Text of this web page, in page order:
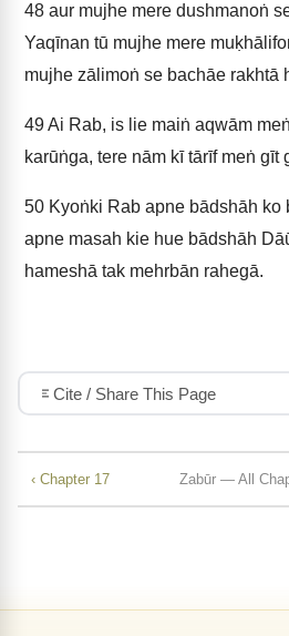
48 aur mujhe mere dushmanoṅ
Yaqīnan tū mujhe mere
mujhe zālimoṅ se bachāe rakhtā
49Ai Rab, is lie maiṅ aqwām
karūṅga, tere nām kī tārīf meṅ gīt
50 Kyoṅki Rab apne bādshāh ko
apne masah kie hue bādshāh
hameshā tak mehrbān rahegā.
Cite / Share This Page
‹ Chapter 17 Zabūr — All